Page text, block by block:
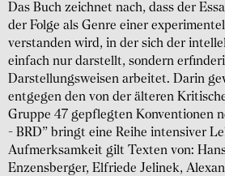
Das Buch zeichnet nach, dass der
der Folge als Genre einer
verstanden wird, in der sich der
einfach nur darstellt, sondern
Darstellungsweisen arbeitet. Darin
entgegen den von der älteren
Gruppe 47 gepflegten Konventionen
- BRD” bringt eine Reihe intensiver
Aufmerksamkeit gilt Texten von:
Enzensberger, Elfriede Jelinek,